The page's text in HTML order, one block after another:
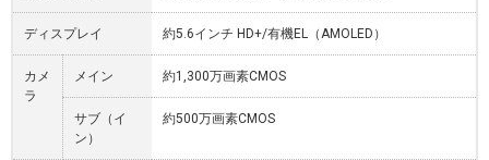
ディスプレイ 約5.6インチ HD+/有機EL（AMOLED）
カメ
ラ
メイン 約1,300万画素CMOS
サブ（イ
ン）
約500万画素CMOS